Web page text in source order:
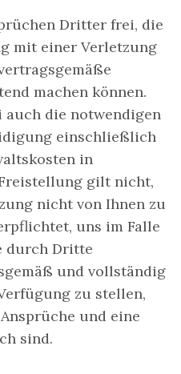
Dritter frei, die
mit einer Verletzung
machen können.
auch die notwendigen
einschließlich
in
gilt nicht,
nicht von Ihnen zu
uns im Falle
durch Dritte
und vollständig
zu stellen,
und eine
sind.